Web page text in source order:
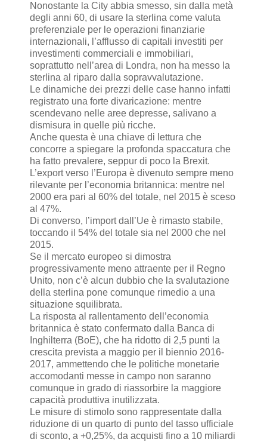
Nonostante la City abbia smesso, sin dalla metà
degli anni 60, di usare la sterlina come valuta
preferenziale per le operazioni finanziarie
internazionali, l’afflusso di capitali investiti per
investimenti commerciali e immobiliari,
soprattutto nell’area di Londra, non ha messo la
sterlina al riparo dalla sopravvalutazione.
Le dinamiche dei prezzi delle case hanno infatti
registrato una forte divaricazione: mentre
scendevano nelle aree depresse, salivano a
dismisura in quelle più ricche.
Anche questa è una chiave di lettura che
concorre a spiegare la profonda spaccatura che
ha fatto prevalere, seppur di poco la Brexit.
L’export verso l’Europa è divenuto sempre meno
rilevante per l’economia britannica: mentre nel
2000 era pari al 60% del totale, nel 2015 è sceso
al 47%.
Di converso, l’import dall’Ue è rimasto stabile,
toccando il 54% del totale sia nel 2000 che nel
2015.
Se il mercato europeo si dimostra
progressivamente meno attraente per il Regno
Unito, non c’è alcun dubbio che la svalutazione
della sterlina pone comunque rimedio a una
situazione squilibrata.
La risposta al rallentamento dell’economia
britannica è stato confermato dalla Banca di
Inghilterra (BoE), che ha ridotto di 2,5 punti la
crescita prevista a maggio per il biennio 2016-
2017, ammettendo che le politiche monetarie
accomodanti messe in campo non saranno
comunque in grado di riassorbire la maggiore
capacità produttiva inutilizzata.
Le misure di stimolo sono rappresentate dalla
riduzione di un quarto di punto del tasso ufficiale
di sconto, a +0,25%, da acquisti fino a 10 miliardi